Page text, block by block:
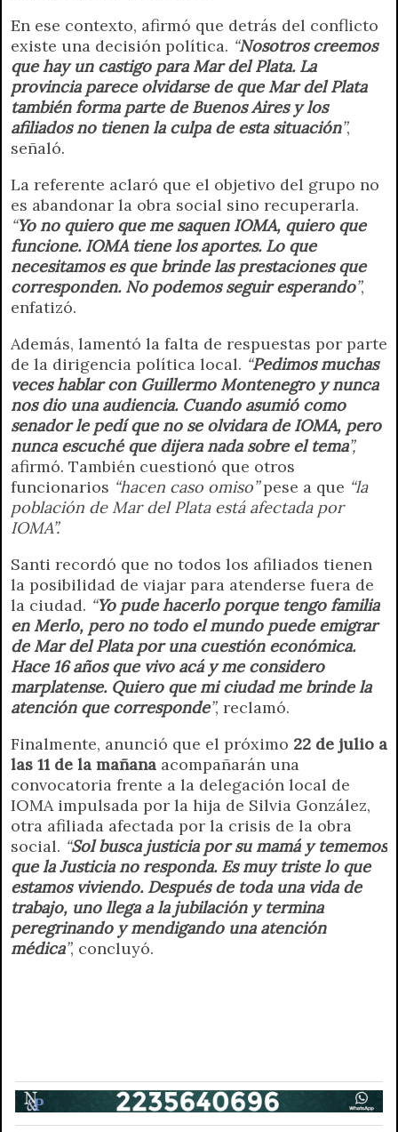
En ese contexto, afirmó que detrás del conflicto
existe una decisión política. “Nosotros creemos
que hay un castigo para Mar del Plata. La
provincia parece olvidarse de que Mar del Plata
también forma parte de Buenos Aires y los
afiliados no tienen la culpa de esta situación”,
señaló.
La referente aclaró que el objetivo del grupo no
es abandonar la obra social sino recuperarla.
“Yo no quiero que me saquen IOMA, quiero que
funcione. IOMA tiene los aportes. Lo que
necesitamos es que brinde las prestaciones que
corresponden. No podemos seguir esperando”,
enfatizó.
Además, lamentó la falta de respuestas por parte
de la dirigencia política local. “Pedimos muchas
veces hablar con Guillermo Montenegro y nunca
nos dio una audiencia. Cuando asumió como
senador le pedí que no se olvidara de IOMA, pero
nunca escuché que dijera nada sobre el tema”,
afirmó. También cuestionó que otros
funcionarios “hacen caso omiso”pese a que “la
población de Mar del Plata está afectada por
IOMA”.
Santi recordó que no todos los afiliados tienen
la posibilidad de viajar para atenderse fuera de
la ciudad. “Yo pude hacerlo porque tengo familia
en Merlo, pero no todo el mundo puede emigrar
de Mar del Plata por una cuestión económica.
Hace 16 años que vivo acá y me considero
marplatense. Quiero que mi ciudad me brinde la
atención que corresponde”, reclamó.
Finalmente, anunció que el próximo 22 de julio a
las 11 de la mañana acompañarán una
convocatoria frente a la delegación local de
IOMA impulsada por la hija de Silvia González,
otra afiliada afectada por la crisis de la obra
social. “Sol busca justicia por su mamá y tememos
que la Justicia no responda. Es muy triste lo que
estamos viviendo. Después de toda una vida de
trabajo, uno llega a la jubilación y termina
peregrinando y mendigando una atención
médica”, concluyó.